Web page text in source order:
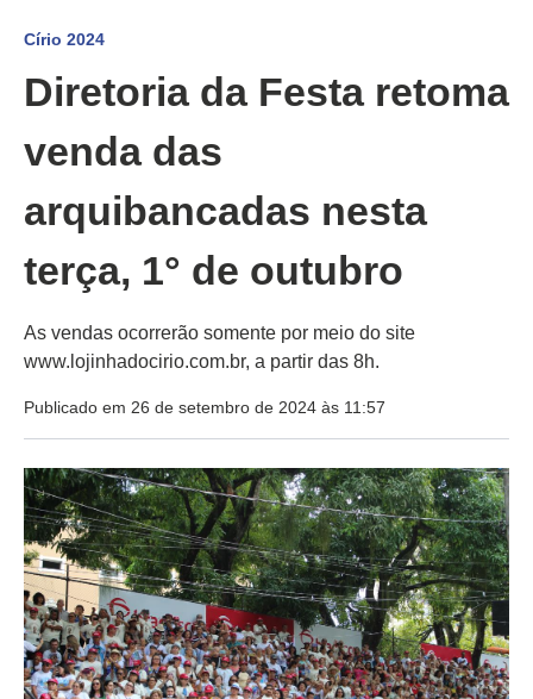
Círio 2024
Diretoria da Festa retoma
venda das
arquibancadas nesta
terça, 1° de outubro
As vendas ocorrerão somente por meio do site
www.lojinhadocirio.com.br, a partir das 8h.
Publicado em 26 de setembro de 2024 às 11:57